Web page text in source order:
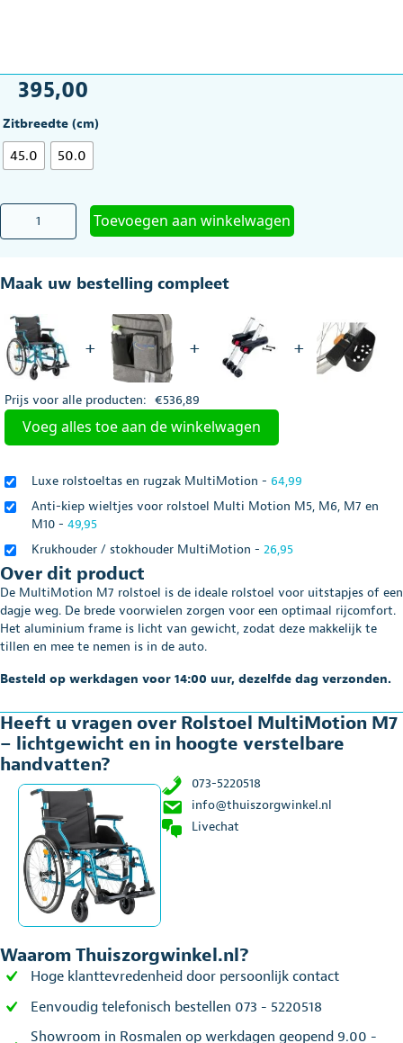
395,00
Zitbreedte (cm)
45.0 50.0
Rolstoel
MultiMotion
lichtgewicht
hoogte
verstelbare
handvatten
Toevoegen aan winkelwagen
Maak uw bestelling compleet
+ + +
Prijs voor alle producten: €536,89
Voeg alles toe aan de winkelwagen
Luxe rolstoeltas en rugzak MultiMotion - 64,99
Anti-kiep wieltjes voor rolstoel Multi Motion M5, M6, M7 en
M10 - 49,95
Krukhouder / stokhouder MultiMotion - 26,95
Over dit product
De MultiMotion M7 rolstoel is de ideale rolstoel voor uitstapjes of een
dagje weg. De brede voorwielen zorgen voor een optimaal rijcomfort.
Het aluminium frame is licht van gewicht, zodat deze makkelijk te
tillen en mee te nemen is in de auto.
Besteld op werkdagen voor 14:00 uur, dezelfde dag verzonden.
Heeft u vragen over Rolstoel MultiMotion M7
– lichtgewicht en in hoogte verstelbare
handvatten?
073-5220518
info@thuiszorgwinkel.nl
Livechat
Waarom Thuiszorgwinkel.nl?
Hoge klanttevredenheid door persoonlijk contact
Eenvoudig telefonisch bestellen 073 - 5220518
Showroom in Rosmalen op werkdagen geopend 9.00 -